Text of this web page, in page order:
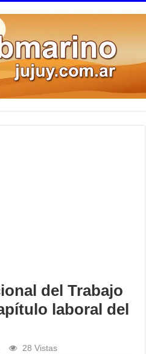
del Trabajo
laboral del
28 Vistas